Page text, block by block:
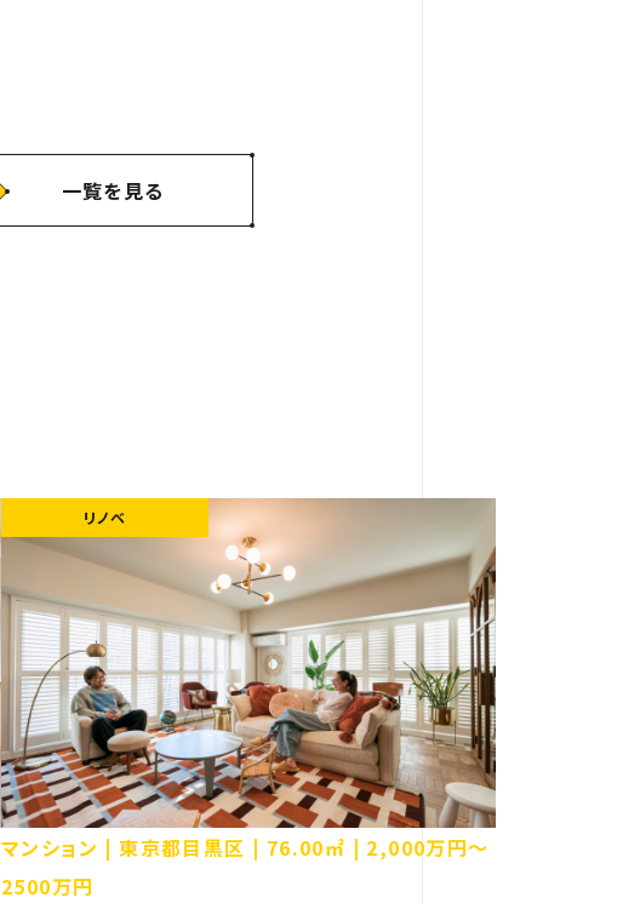
一覧を見る
マンション 東京都目黒区 76.00㎡
2,000万円〜
2500万円
リノベ